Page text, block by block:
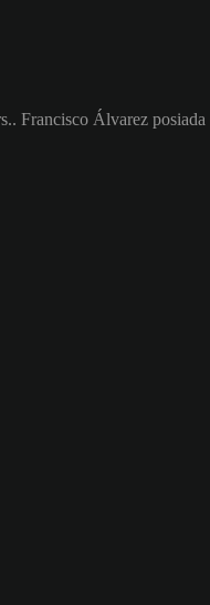
Francisco Álvarez posiada